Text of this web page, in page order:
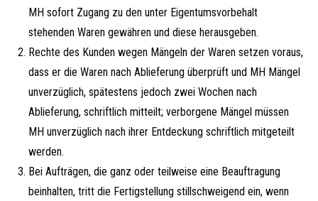
MH sofort Zugang zu den unter Eigentumsvorbehalt
stehenden Waren gewähren und diese herausgeben.
Rechte des Kunden wegen Mängeln der Waren setzen voraus,
dass er die Waren nach Ablieferung überprüft und MH Mängel
unverzüglich, spätestens jedoch zwei Wochen nach
Ablieferung, schriftlich mitteilt; verborgene Mängel müssen
MH unverzüglich nach ihrer Entdeckung schriftlich mitgeteilt
werden.
Bei Aufträgen, die ganz oder teilweise eine Beauftragung
beinhalten, tritt die Fertigstellung stillschweigend ein, wenn